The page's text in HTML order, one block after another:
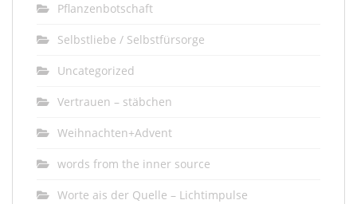
Pflanzenbotschaft
Selbstliebe / Selbstfürsorge
Uncategorized
Vertrauen – stäbchen
Weihnachten+Advent
words from the inner source
Worte ais der Quelle – Lichtimpulse